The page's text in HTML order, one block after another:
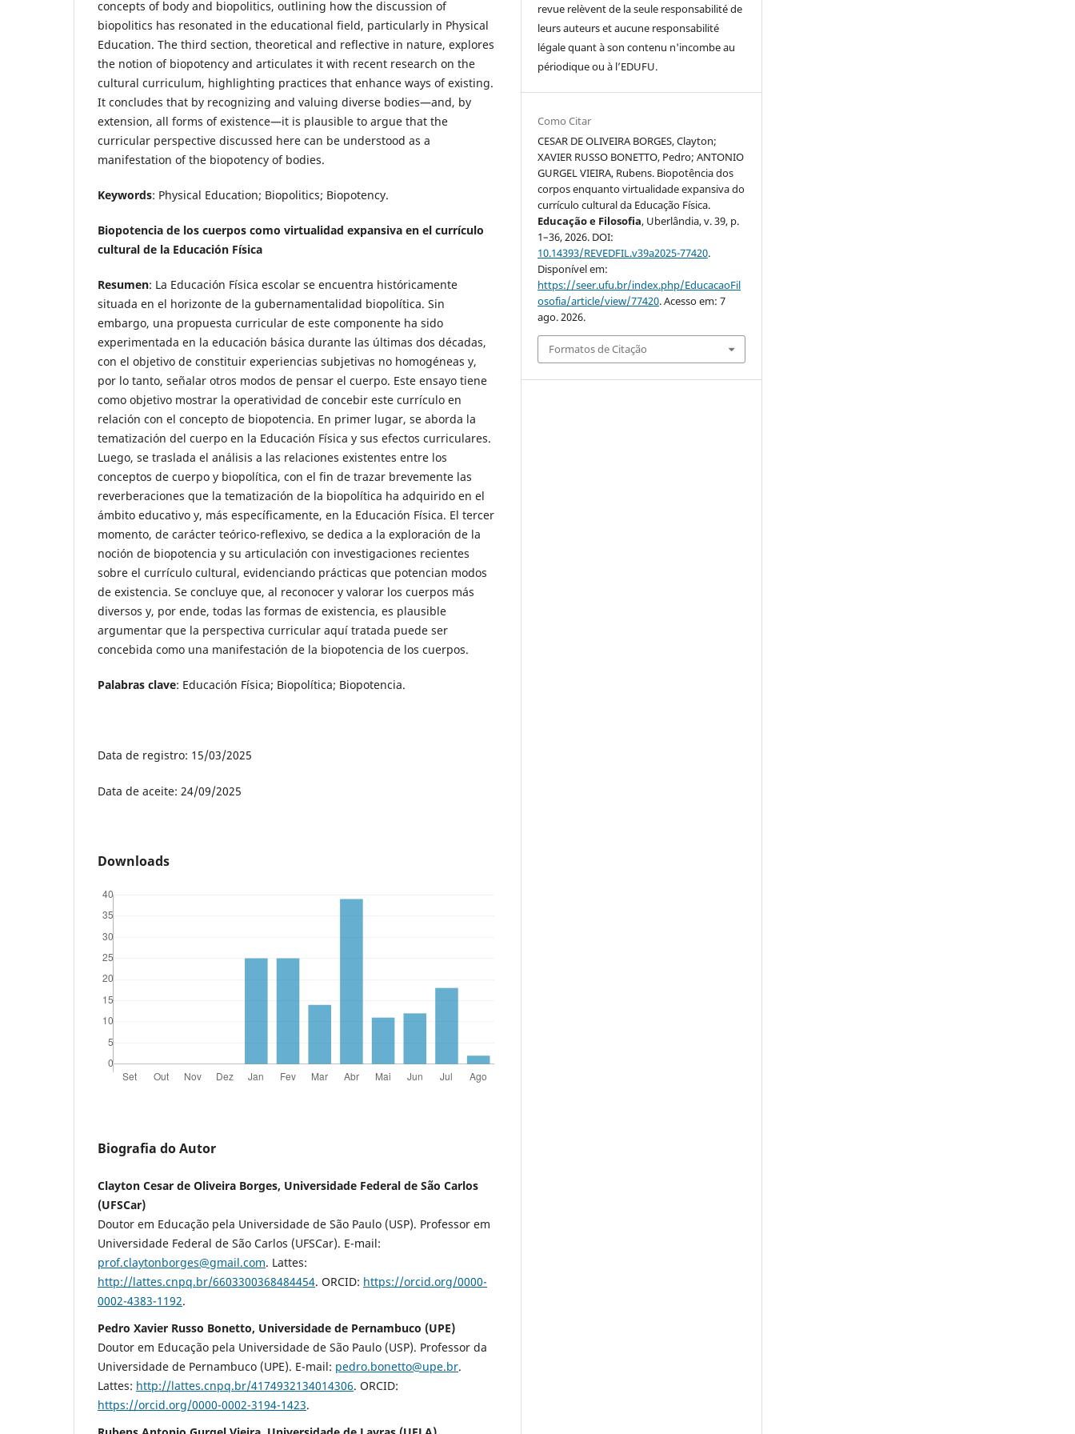
concepts of body and biopolitics, outlining how the discussion of
biopolitics has resonated in the educational field, particularly in Physical
Education. The third section, theoretical and reflective in nature, explores
the notion of biopotency and articulates it with recent research on the
cultural curriculum, highlighting practices that enhance ways of existing.
It concludes that by recognizing and valuing diverse bodies—and, by
extension, all forms of existence—it is plausible to argue that the
curricular perspective discussed here can be understood as a
manifestation of the biopotency of bodies.
Keywords: Physical Education; Biopolitics; Biopotency.
Biopotencia de los cuerpos como virtualidad expansiva en el currículo
cultural de la Educación Física
Resumen: La Educación Física escolar se encuentra históricamente
situada en el horizonte de la gubernamentalidad biopolítica. Sin
embargo, una propuesta curricular de este componente ha sido
experimentada en la educación básica durante las últimas dos décadas,
con el objetivo de constituir experiencias subjetivas no homogéneas y,
por lo tanto, señalar otros modos de pensar el cuerpo. Este ensayo tiene
como objetivo mostrar la operatividad de concebir este currículo en
relación con el concepto de biopotencia. En primer lugar, se aborda la
tematización del cuerpo en la Educación Física y sus efectos curriculares.
Luego, se traslada el análisis a las relaciones existentes entre los
conceptos de cuerpo y biopolítica, con el fin de trazar brevemente las
reverberaciones que la tematización de la biopolítica ha adquirido en el
ámbito educativo y, más específicamente, en la Educación Física. El tercer
momento, de carácter teórico-reflexivo, se dedica a la exploración de la
noción de biopotencia y su articulación con investigaciones recientes
sobre el currículo cultural, evidenciando prácticas que potencian modos
de existencia. Se concluye que, al reconocer y valorar los cuerpos más
diversos y, por ende, todas las formas de existencia, es plausible
argumentar que la perspectiva curricular aquí tratada puede ser
concebida como una manifestación de la biopotencia de los cuerpos.
Palabras clave: Educación Física; Biopolítica; Biopotencia.
Data de registro: 15/03/2025
Data de aceite: 24/09/2025
Downloads
Biografia do Autor
Clayton Cesar de Oliveira Borges, Universidade Federal de São Carlos
(UFSCar)
Doutor em Educação pela Universidade de São Paulo (USP). Professor em
Universidade Federal de São Carlos (UFSCar). E-mail:
prof.claytonborges@gmail.com. Lattes:
http://lattes.cnpq.br/6603300368484454. ORCID: https://orcid.org/0000-
0002-4383-1192.
Pedro Xavier Russo Bonetto, Universidade de Pernambuco (UPE)
Doutor em Educação pela Universidade de São Paulo (USP). Professor da
Universidade de Pernambuco (UPE). E-mail: pedro.bonetto@upe.br.
Lattes: http://lattes.cnpq.br/4174932134014306. ORCID:
https://orcid.org/0000-0002-3194-1423.
revue relèvent de la seule responsabilité de
leurs auteurs et aucune responsabilité
légale quant à son contenu n'incombe au
périodique ou à l’EDUFU.
Como Citar
CESAR DE OLIVEIRA BORGES, Clayton;
XAVIER RUSSO BONETTO, Pedro; ANTONIO
GURGEL VIEIRA, Rubens. Biopotência dos
corpos enquanto virtualidade expansiva do
currículo cultural da Educação Física.
Educação e Filosofia, Uberlândia, v. 39, p.
1–36, 2026. DOI:
10.14393/REVEDFIL.v39a2025-77420.
Disponível em:
https://seer.ufu.br/index.php/EducacaoFil
osofia/article/view/77420. Acesso em: 7
ago. 2026.
Formatos de Citação